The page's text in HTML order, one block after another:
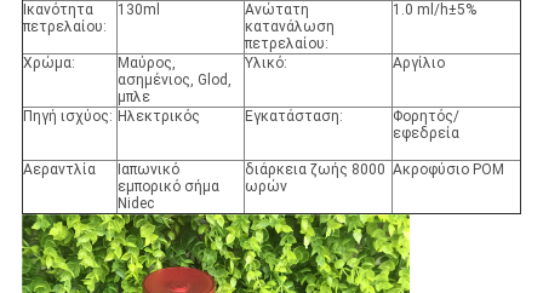
Ικανότητα
πετρελαίου:
130ml
Ανώτατη
κατανάλωση
πετρελαίου:
1.0 ml/h±5%
Χρώμα:
Μαύρος,
ασημένιος, Glod,
μπλε
Υλικό: Αργίλιο
Πηγή ισχύος: Ηλεκτρικός Εγκατάσταση:
Φορητός/
εφεδρεία
Αεραντλία
Ιαπωνικό
εμπορικό σήμα
Nidec
διάρκεια ζωής 8000
ωρών
Ακροφύσιο POM